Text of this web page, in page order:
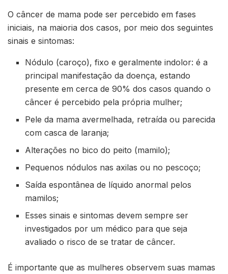
O câncer de mama pode ser percebido em fases
iniciais, na maioria dos casos, por meio dos seguintes
sinais e sintomas:
Nódulo (caroço), fixo e geralmente indolor: é a
principal manifestação da doença, estando
presente em cerca de 90% dos casos quando o
câncer é percebido pela própria mulher;
Pele da mama avermelhada, retraída ou parecida
com casca de laranja;
Alterações no bico do peito (mamilo);
Pequenos nódulos nas axilas ou no pescoço;
Saída espontânea de líquido anormal pelos
mamilos;
Esses sinais e sintomas devem sempre ser
investigados por um médico para que seja
avaliado o risco de se tratar de câncer.
É importante que as mulheres observem suas mamas